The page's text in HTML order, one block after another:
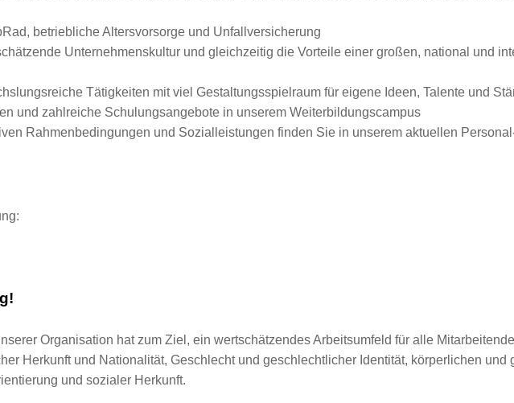
betriebliche Altersvorsorge und Unfallversicherung
Unternehmenskultur und gleichzeitig die Vorteile einer großen, national und
Tätigkeiten mit viel Gestaltungsspielraum für eigene Ideen, Talente und
und zahlreiche Schulungsangebote in unserem Weiterbildungscampus
Rahmenbedingungen und Sozialleistungen finden Sie in unserem aktuellen
Organisation hat zum Ziel, ein wertschätzendes Arbeitsumfeld für alle
Herkunft und Nationalität, Geschlecht und geschlechtlicher Identität, körperlichen und
und sozialer Herkunft.